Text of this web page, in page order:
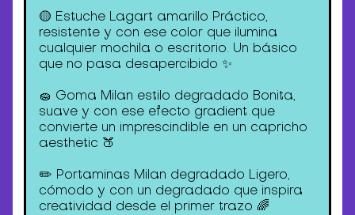
🟡 Estuche Lagart amarillo Práctico,
resistente y con ese color que ilumina
cualquier mochila o escritorio. Un básico
que no pasa desapercibido ✨
🧽 Goma Milan estilo degradado Bonita,
suave y con ese efecto gradient que
convierte un imprescindible en un capricho
aesthetic 🍑
✏️ Portaminas Milan degradado Ligero,
cómodo y con un degradado que inspira
creatividad desde el primer trazo 🌈